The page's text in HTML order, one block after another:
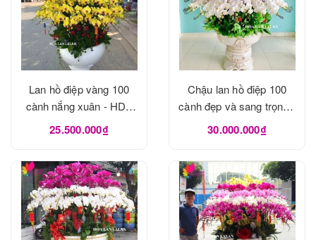
Lan hồ điệp vàng 100
cành nắng xuân - HDV
315
25.500.000₫
Chậu lan hồ điệp 100
cành đẹp và sang trọng -
LHD 117
30.000.000₫